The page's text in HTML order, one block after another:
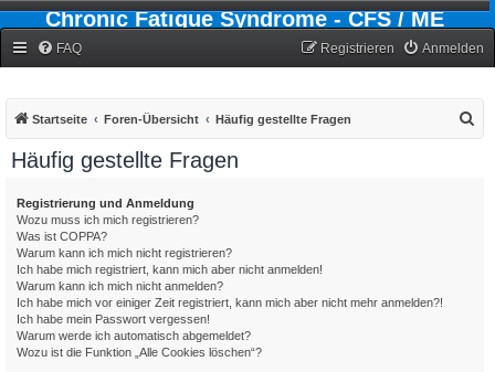
Chronic Fatigue Syndrome - CFS / ME
FAQ Anmelden
Registrieren
Startseite Foren-Übersicht Häufig gestellte Fragen
Häufig gestellte Fragen
Registrierung und Anmeldung
Wozu muss ich mich registrieren?
Was ist COPPA?
Warum kann ich mich nicht registrieren?
Ich habe mich registriert, kann mich aber nicht anmelden!
Warum kann ich mich nicht anmelden?
Ich habe mich vor einiger Zeit registriert, kann mich aber nicht mehr anmelden?!
Ich habe mein Passwort vergessen!
Warum werde ich automatisch abgemeldet?
Wozu ist die Funktion „Alle Cookies löschen“?